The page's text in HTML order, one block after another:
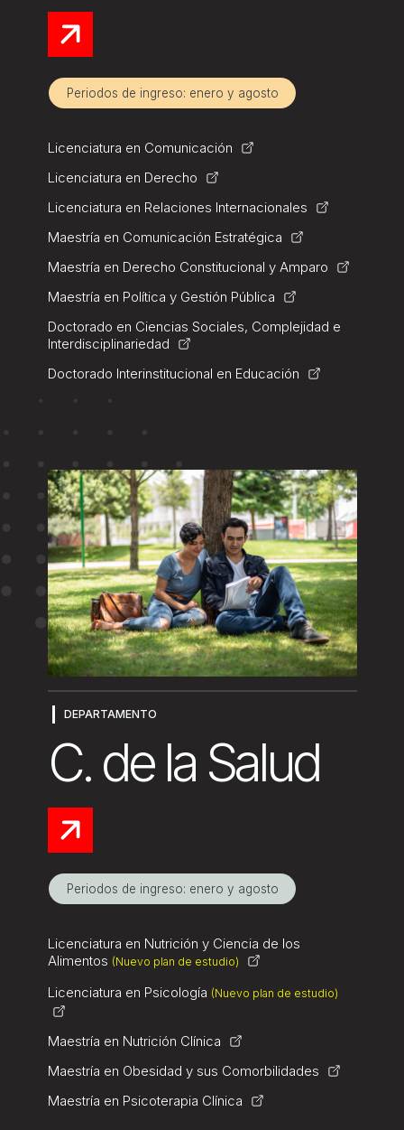
Periodos de ingreso: enero y agosto
Licenciatura en Comunicación
Licenciatura en Derecho
Licenciatura en Relaciones Internacionales
Maestría en Comunicación Estratégica
Maestría en Derecho Constitucional y Amparo
Maestría en Política y Gestión Pública
Doctorado en Ciencias Sociales, Complejidad e
Interdisciplinariedad
Doctorado Interinstitucional en Educación
DEPARTAMENTO
C. de la Salud
Periodos de ingreso: enero y agosto
Licenciatura en Nutrición y Ciencia de los
Alimentos (Nuevo plan de estudio)
Licenciatura en Psicología (Nuevo plan de estudio)
Maestría en Nutrición Clínica
Maestría en Obesidad y sus Comorbilidades
Maestría en Psicoterapia Clínica